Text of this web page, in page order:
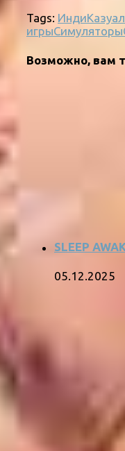
Tags: Инди
игрыСимуляторы
Возможно, вам
SLEEP
05.12.2025